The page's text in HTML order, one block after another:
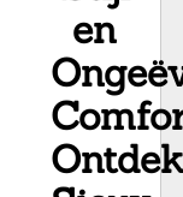
en
Ontdek